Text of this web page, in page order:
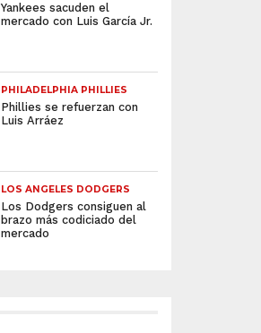
Yankees sacuden el
mercado con Luis García Jr.
PHILADELPHIA PHILLIES
Phillies se refuerzan con
Luis Arráez
LOS ANGELES DODGERS
Los Dodgers consiguen al
brazo más codiciado del
mercado